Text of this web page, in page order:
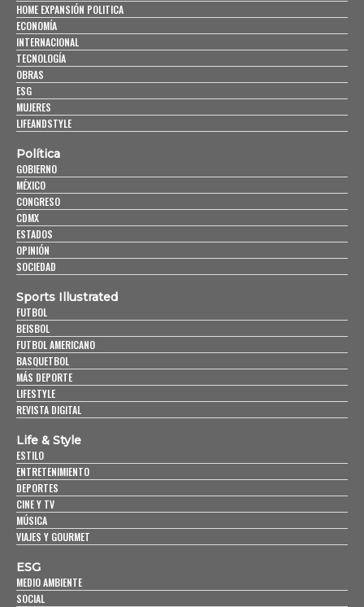
HOME EXPANSIÓN POLITICA
ECONOMÍA
INTERNACIONAL
TECNOLOGÍA
OBRAS
ESG
MUJERES
LIFEANDSTYLE
Política
GOBIERNO
MÉXICO
CONGRESO
CDMX
ESTADOS
OPINIÓN
SOCIEDAD
Sports Illustrated
FUTBOL
BEISBOL
FUTBOL AMERICANO
BASQUETBOL
MÁS DEPORTE
LIFESTYLE
REVISTA DIGITAL
Life & Style
ESTILO
ENTRETENIMIENTO
DEPORTES
CINE Y TV
MÚSICA
VIAJES Y GOURMET
ESG
MEDIO AMBIENTE
SOCIAL